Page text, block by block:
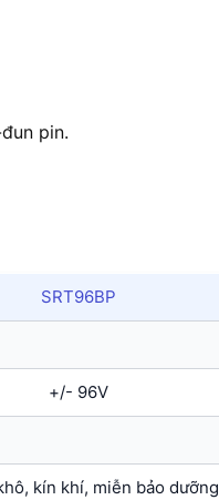
pin.
SRT96BP
+/- 96V
kín khí, miễn bảo dưỡng